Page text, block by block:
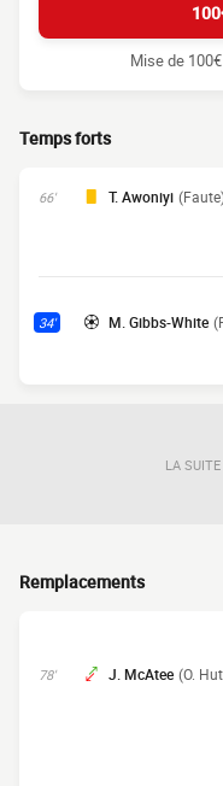
Mise de
Temps forts
66' T. Awoniyi
34' M. Gibbs-White
LA
Remplacements
78' J. McAtee (O.